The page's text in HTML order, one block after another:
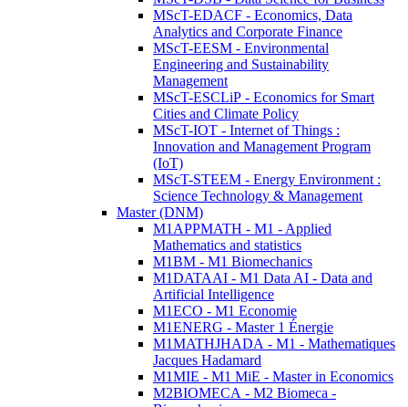
MScT-EDACF - Economics, Data
Analytics and Corporate Finance
MScT-EESM - Environmental
Engineering and Sustainability
Management
MScT-ESCLiP - Economics for Smart
Cities and Climate Policy
MScT-IOT - Internet of Things :
Innovation and Management Program
(IoT)
MScT-STEEM - Energy Environment :
Science Technology & Management
Master (DNM)
M1APPMATH - M1 - Applied
Mathematics and statistics
M1BM - M1 Biomechanics
M1DATAAI - M1 Data AI - Data and
Artificial Intelligence
M1ECO - M1 Economie
M1ENERG - Master 1 Énergie
M1MATHJHADA - M1 - Mathematiques
Jacques Hadamard
M1MIE - M1 MiE - Master in Economics
M2BIOMECA - M2 Biomeca -